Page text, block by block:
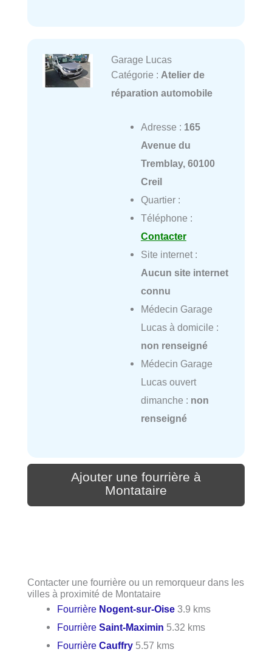
Garage Lucas
Catégorie : Atelier de
réparation automobile
Adresse : 165
Avenue du
Tremblay, 60100
Creil
Quartier :
Téléphone :
Contacter
Site internet :
Aucun site internet
connu
Médecin Garage
Lucas à domicile :
non renseigné
Médecin Garage
Lucas ouvert
dimanche : non
renseigné
Ajouter une fourrière à
Montataire
Contacter une fourrière ou un remorqueur dans les
villes à proximité de Montataire
Fourrière Nogent-sur-Oise 3.9 kms
FourrièreSaint-Maximin 5.32 kms
FourrièreCauffry 5.57 kms